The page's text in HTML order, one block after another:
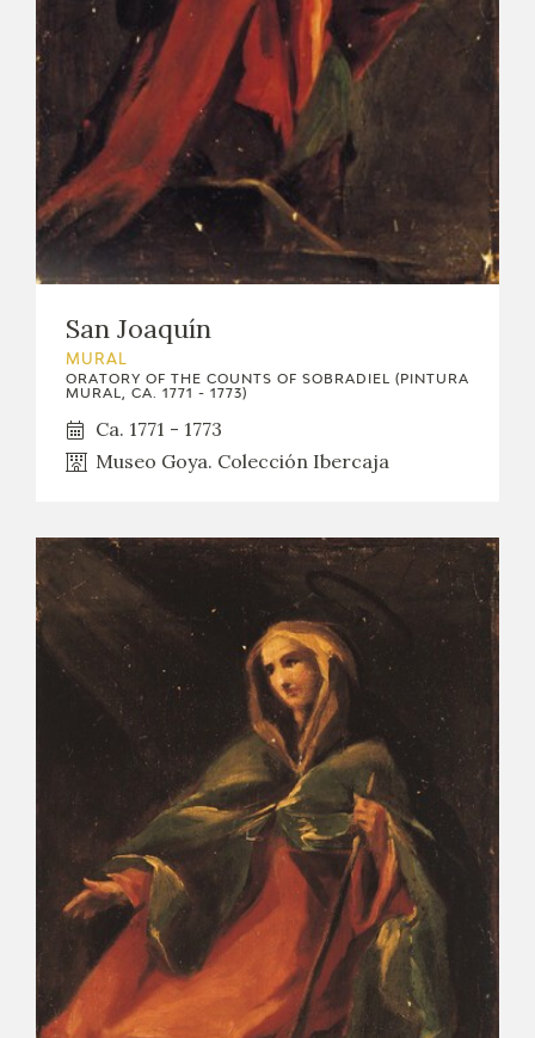
San Joaquín
MURAL
ORATORY OF THE COUNTS OF SOBRADIEL (PINTURA
MURAL, CA. 1771 - 1773)
Ca. 1771 - 1773
Museo Goya. Colección Ibercaja